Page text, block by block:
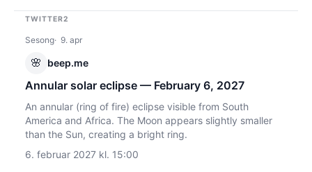
TWITTER2
Sesong 9. apr
🌸 beep.me
Annular solar eclipse — February 6, 2027
An annular (ring of fire) eclipse visible from South
America and Africa. The Moon appears slightly smaller
than the Sun, creating a bright ring.
6. februar 2027 kl. 15:00